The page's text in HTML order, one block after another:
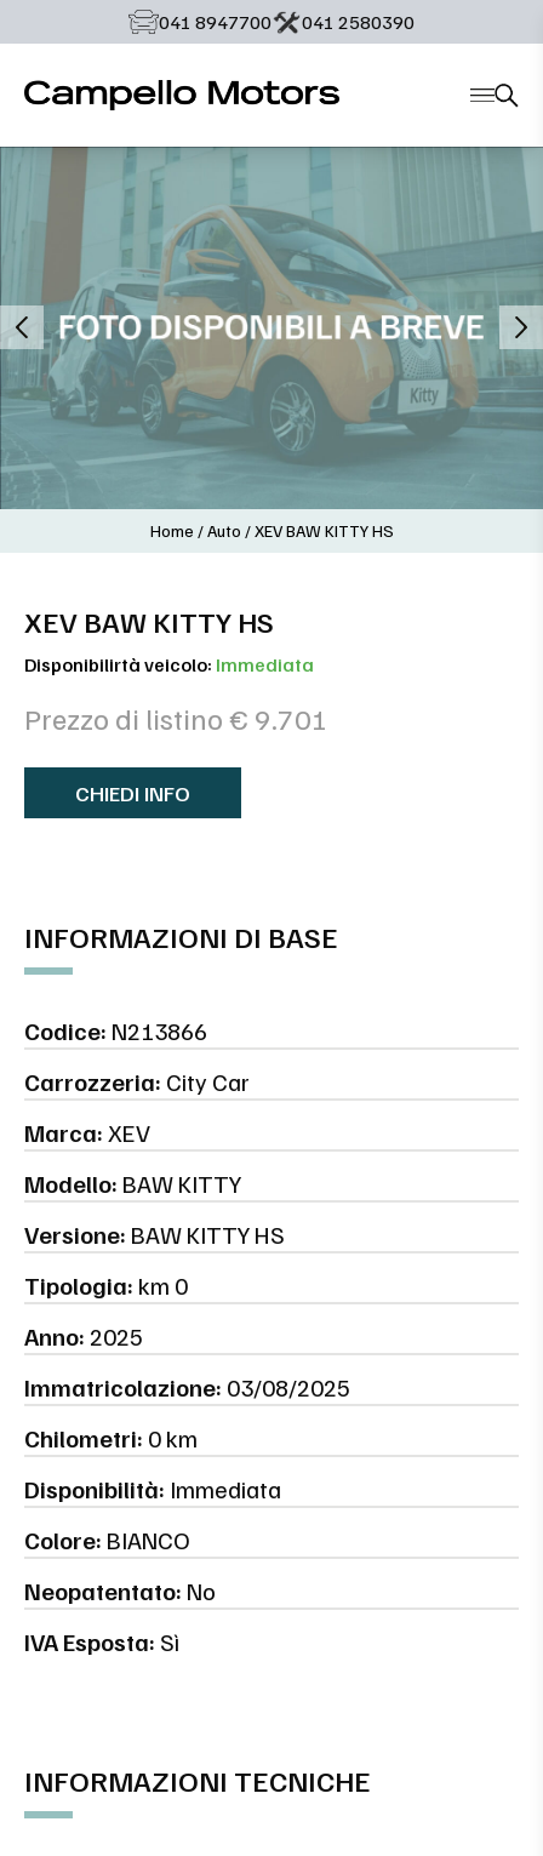
‭041 8947700‬ ‭041 2580390‬
Home /Auto /XEV BAW KITTY HS
XEV BAW KITTY HS
Disponibilirtà veicolo: Immediata
Prezzo di listino € 9.701
CHIEDI INFO
INFORMAZIONI DI BASE
Codice: N213866
Carrozzeria: City Car
Marca: XEV
Modello: BAW KITTY
Versione: BAW KITTY HS
Tipologia: km 0
Anno: 2025
Immatricolazione: 03/08/2025
Chilometri: 0 km
Disponibilità: Immediata
Colore: BIANCO
Neopatentato: No
IVA Esposta: Sì
INFORMAZIONI TECNICHE